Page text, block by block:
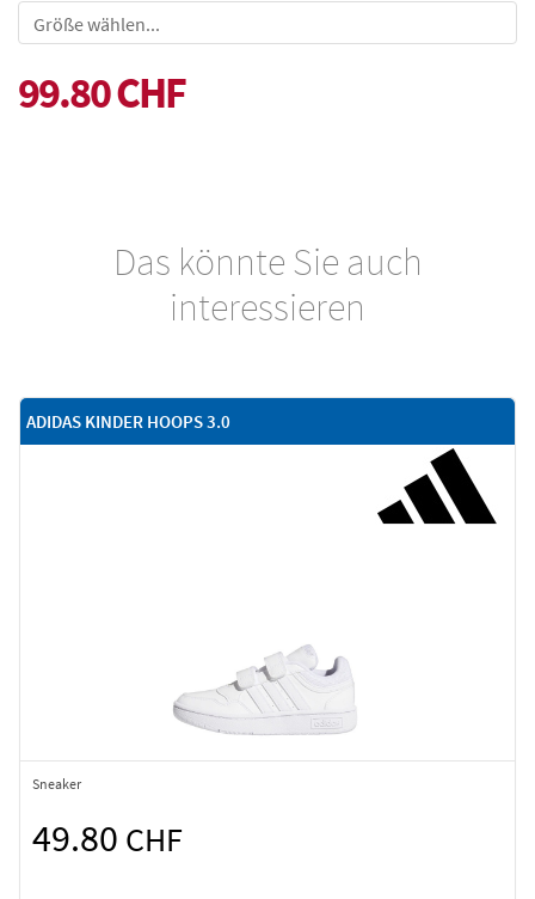
Größe
99.80 CHF
Das könnte Sie auch
interessieren
ADIDAS KINDER HOOPS 3.0
Sneaker
49.80 CHF